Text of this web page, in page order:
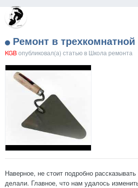
Ремонт в трехкомнатной
KGBопубликовал(а) статью в Школа ремонта
Наверное, не стоит подробно
делали. Главное, что нам удалось